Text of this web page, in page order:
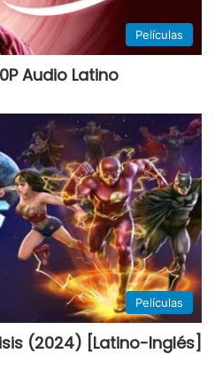
Películas
Audio Latino
Películas
(2024) [Latino-Inglés]